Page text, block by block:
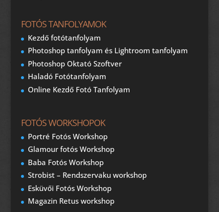
FOTÓS TANFOLYAMOK
Kezdő fotótanfolyam
Photoshop tanfolyam és Lightroom tanfolyam
Photoshop Oktató Szoftver
Haladó Fotótanfolyam
Online Kezdő Fotó Tanfolyam
FOTÓS WORKSHOPOK
Portré Fotós Workshop
Glamour fotós Workshop
Baba Fotós Workshop
Strobist – Rendszervaku workshop
Esküvői Fotós Workshop
Magazin Retus workshop